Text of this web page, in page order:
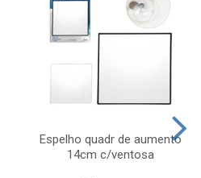
Espelho quadr de aumento
14cm c/ventosa